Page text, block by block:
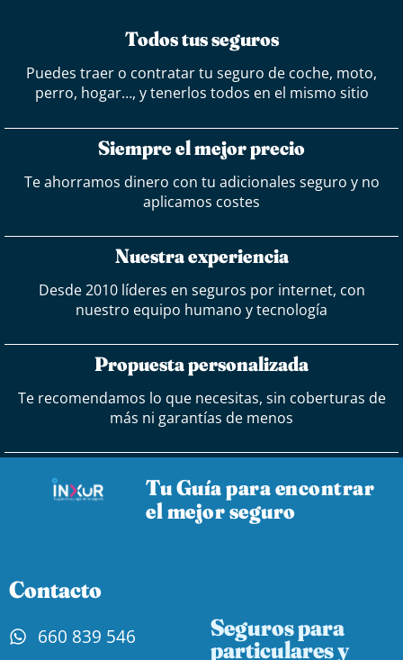
Todos tus seguros
Puedes traer o contratar tu seguro de coche, moto,
perro, hogar…, y tenerlos todos en el mismo sitio
Siempre el mejor precio
Te ahorramos dinero con tu adicionales seguro y no
aplicamos costes
Nuestra experiencia
Desde 2010 líderes en seguros por internet, con
nuestro equipo humano y tecnología
Propuesta personalizada
Te recomendamos lo que necesitas, sin coberturas de
más ni garantías de menos
Tu Guía para encontrar
el mejor seguro
Contacto
660 839 546 Seguros para
particulares y